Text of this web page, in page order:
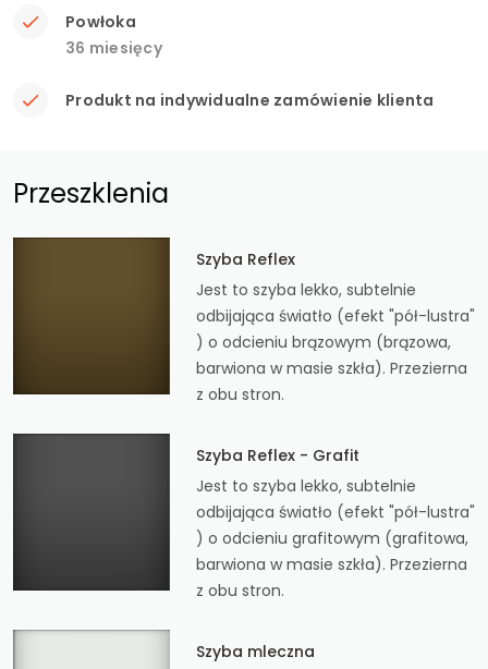
Powłoka
36 miesięcy
Produkt na indywidualne zamówienie klienta
Przeszklenia
Szyba Reflex
Jest to szyba lekko, subtelnie
odbijająca światło (efekt "pół-lustra"
) o odcieniu brązowym (brązowa,
barwiona w masie szkła). Przezierna
z obu stron.
Szyba Reflex - Grafit
Jest to szyba lekko, subtelnie
odbijająca światło (efekt "pół-lustra"
) o odcieniu grafitowym (grafitowa,
barwiona w masie szkła). Przezierna
z obu stron.
Szyba mleczna